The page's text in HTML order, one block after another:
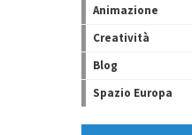
Animazione
Creatività
Blog
Spazio Europa